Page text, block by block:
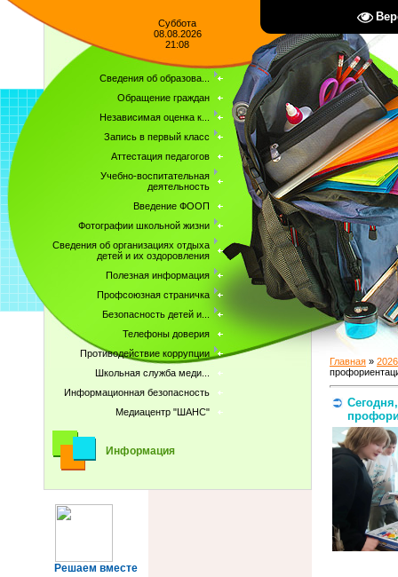
Суббота
08.08.2026
21:08
Сведения об образова...
Обращение граждан
Независимая оценка к...
Запись в первый класс
Аттестация педагогов
Учебно-воспитательная
деятельность
Введение ФООП
Фотографии школьной жизни
Сведения об организациях отдыха
детей и их оздоровления
Полезная информация
Профсоюзная страничка
Безопасность детей и...
Телефоны доверия
Противодействие коррупции
Школьная служба меди...
Информационная безопасность
Медиацентр "ШАНС"
Информация
Решаем вместе
Главная » 2026